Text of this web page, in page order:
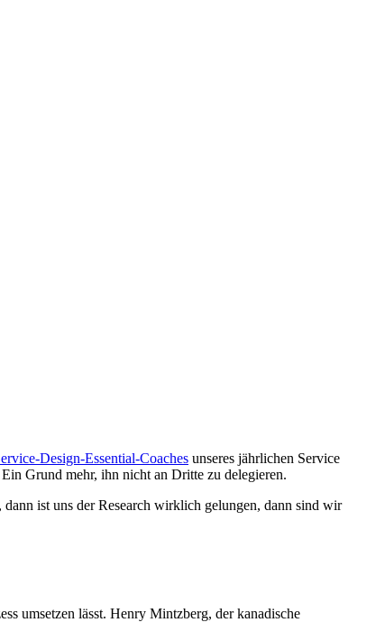
Design-Essential-Coaches unseres jährlichen Service
Grund mehr, ihn nicht an Dritte zu delegieren.
ist uns der Research wirklich gelungen, dann sind wir
umsetzen lässt. Henry Mintzberg, der kanadische